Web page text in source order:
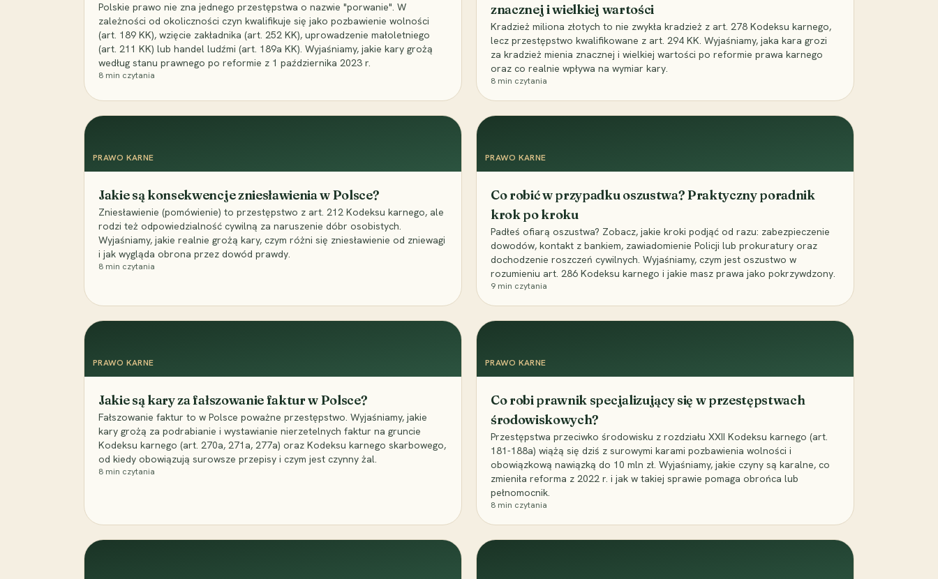
Polskie prawo nie zna jednego przestępstwa o nazwie "porwanie". W
zależności od okoliczności czyn kwalifikuje się jako pozbawienie wolności
(art. 189 KK), wzięcie zakładnika (art. 252 KK), uprowadzenie małoletniego
(art. 211 KK) lub handel ludźmi (art. 189a KK). Wyjaśniamy, jakie kary grożą
według stanu prawnego po reformie z 1 października 2023 r.
8 min czytania
znacznej i wielkiej wartości
Kradzież miliona złotych to nie zwykła kradzież z art. 278 Kodeksu karnego,
lecz przestępstwo kwalifikowane z art. 294 KK. Wyjaśniamy, jaka kara grozi
za kradzież mienia znacznej i wielkiej wartości po reformie prawa karnego
oraz co realnie wpływa na wymiar kary.
8 min czytania
PRAWO KARNE
Jakie są konsekwencje zniesławienia w Polsce?
Zniesławienie (pomówienie) to przestępstwo z art. 212 Kodeksu karnego, ale
rodzi też odpowiedzialność cywilną za naruszenie dóbr osobistych.
Wyjaśniamy, jakie realnie grożą kary, czym różni się zniesławienie od zniewagi
i jak wygląda obrona przez dowód prawdy.
8 min czytania
PRAWO KARNE
Co robić w przypadku oszustwa? Praktyczny poradnik
krok po kroku
Padłeś ofiarą oszustwa? Zobacz, jakie kroki podjąć od razu: zabezpieczenie
dowodów, kontakt z bankiem, zawiadomienie Policji lub prokuratury oraz
dochodzenie roszczeń cywilnych. Wyjaśniamy, czym jest oszustwo w
rozumieniu art. 286 Kodeksu karnego i jakie masz prawa jako pokrzywdzony.
9 min czytania
PRAWO KARNE
Jakie są kary za fałszowanie faktur w Polsce?
Fałszowanie faktur to w Polsce poważne przestępstwo. Wyjaśniamy, jakie
kary grożą za podrabianie i wystawianie nierzetelnych faktur na gruncie
Kodeksu karnego (art. 270a, 271a, 277a) oraz Kodeksu karnego skarbowego,
od kiedy obowiązują surowsze przepisy i czym jest czynny żal.
8 min czytania
PRAWO KARNE
Co robi prawnik specjalizujący się w przestępstwach
środowiskowych?
Przestępstwa przeciwko środowisku z rozdziału XXII Kodeksu karnego (art.
181-188a) wiążą się dziś z surowymi karami pozbawienia wolności i
obowiązkową nawiązką do 10 mln zł. Wyjaśniamy, jakie czyny są karalne, co
zmieniła reforma z 2022 r. i jak w takiej sprawie pomaga obrońca lub
pełnomocnik.
8 min czytania